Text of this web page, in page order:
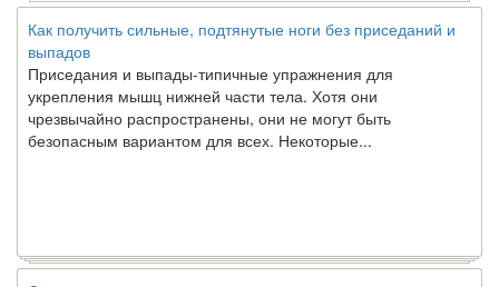
Как получить сильные, подтянутые ноги без приседаний и
выпадов
Приседания и выпады-типичные упражнения для
укрепления мышц нижней части тела. Хотя они
чрезвычайно распространены, они не могут быть
безопасным вариантом для всех. Некоторые...
Создана программа предсказывающая смерть человека с